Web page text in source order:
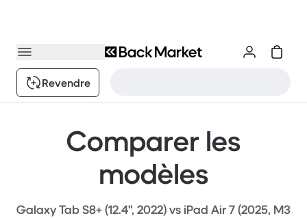
Revendre
Comparer les
modèles
Galaxy Tab S8+ (12.4", 2022) vs iPad Air 7 (2025, M3